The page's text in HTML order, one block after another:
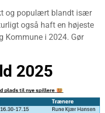
og populært blandt især
også haft en højeste
Kommune i 2024. Gør
2025